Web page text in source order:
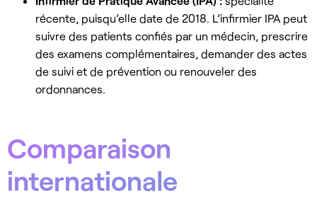
récente, puisqu’elle date de 2018. L’infirmier IPA peut
suivre des patients confiés par un médecin, prescrire
des examens complémentaires, demander des actes
de suivi et de prévention ou renouveler des
ordonnances.
Comparaison
internationale